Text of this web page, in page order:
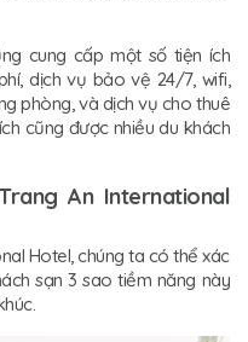
cung cấp một số tiện ích
dịch vụ bảo vệ 24/7, wifi,
phòng, và dịch vụ cho thuê
cũng được nhiều du khách
An International
Hotel, chúng ta có thể xác
sạn 3 sao tiềm năng này